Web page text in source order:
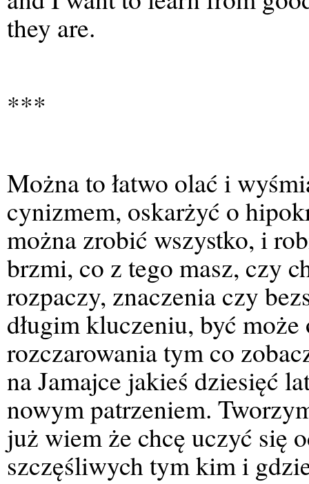
they are.
***
Można to łatwo olać i
cynizmem, oskarżyć o
można zrobić wszystko, i
brzmi, co z tego masz, czy
rozpaczy, znaczenia czy
długim kluczeniu, być
rozczarowania tym co
na Jamajce jakieś dziesięć
nowym patrzeniem.
już wiem że chcę uczyć się
szczęśliwych tym kim i